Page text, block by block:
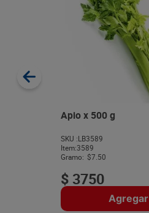
Apio x 500 g
SKU :LB3589
Item:3589
Gramo: $7.50
$ 3750
Agregar